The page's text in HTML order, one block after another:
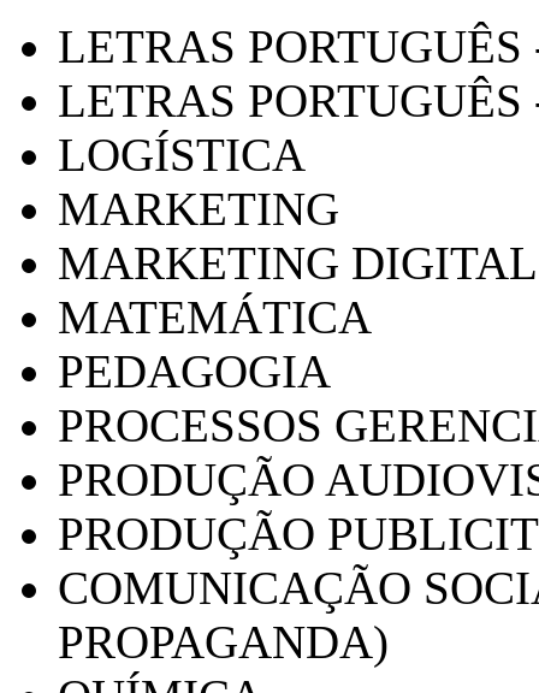
LETRAS
LETRAS PORTUGUÊS
LOGÍSTICA
MARKETING
MARKETING DIGITAL
MATEMÁTICA
PEDAGOGIA
PROCESSOS
PRODUÇÃO
PRODUÇÃO
COMUNICAÇÃO
PROPAGANDA)